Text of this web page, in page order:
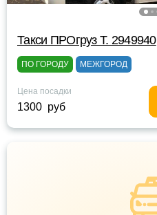
Такси ПРОгруз Т. 2949940
ПО ГОРОДУ МЕЖГОРОД
Цена посадки
1300 руб